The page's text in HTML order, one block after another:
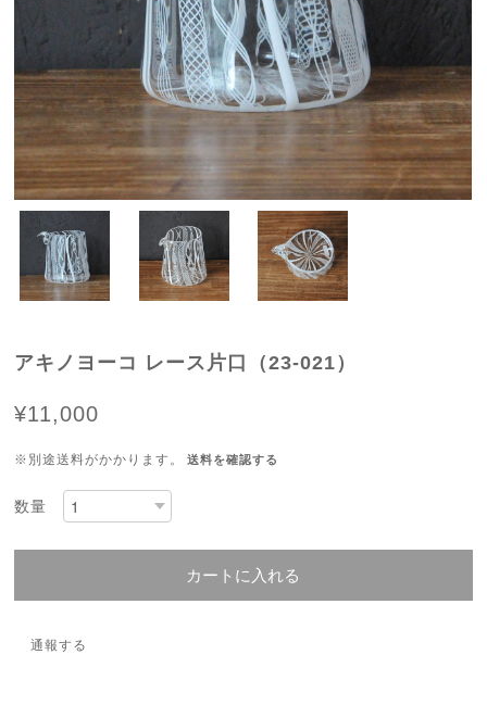
アキノヨーコ レース片口（23-021）
¥11,000
※別途送料がかかります。 送料を確認する
数量
カートに入れる
通報する